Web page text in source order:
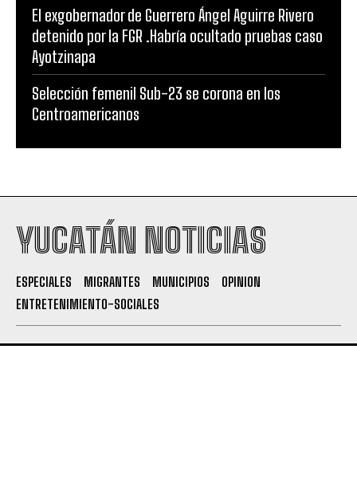
El exgobernador de Guerrero Ángel Aguirre Rivero
detenido por la FGR .Habría ocultado pruebas caso
Ayotzinapa
Selección femenil Sub-23 se corona en los
Centroamericanos
YUCATÁN NOTICIAS
ESPECIALES MIGRANTES MUNICIPIOS
OPINION
ENTRETENIMIENTO-SOCIALES